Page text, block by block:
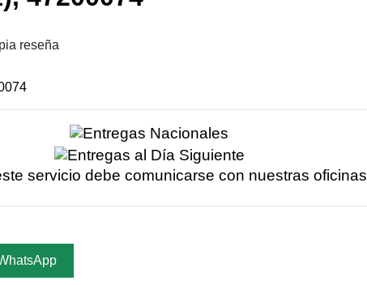
reseña
servicio debe comunicarse con nuestras oficinas